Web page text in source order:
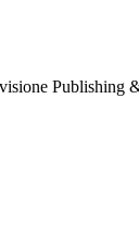
Publishing